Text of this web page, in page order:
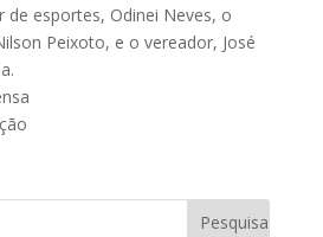
de esportes, Odinei Neves, o
Peixoto, e o vereador, José